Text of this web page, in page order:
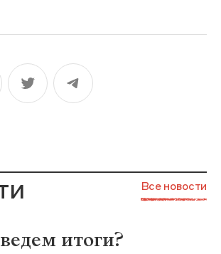
Все новости
итоги?